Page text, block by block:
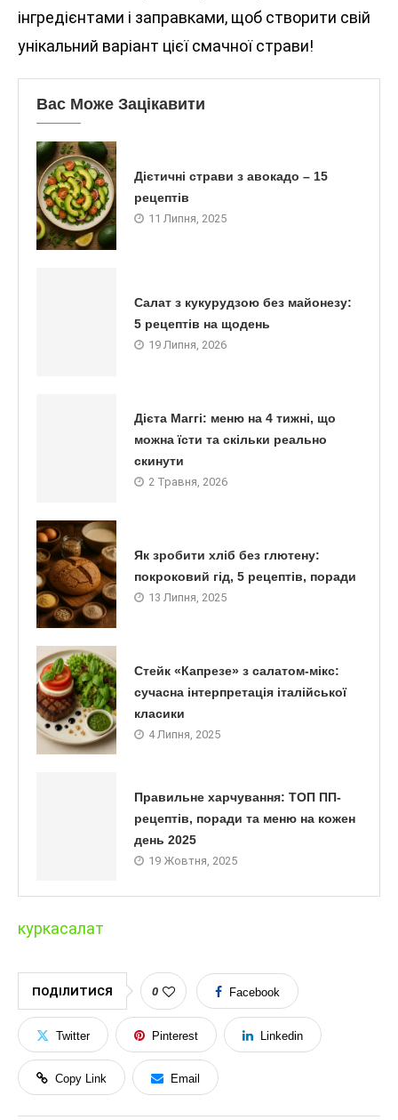
інгредієнтами і заправками, щоб створити свій
унікальний варіант цієї смачної страви!
Вас Може Зацікавити
Дієтичні страви з авокадо – 15
рецептів
11 Липня, 2025
Салат з кукурудзою без майонезу:
5 рецептів на щодень
19 Липня, 2026
Дієта Маггі: меню на 4 тижні, що
можна їсти та скільки реально
скинути
2 Травня, 2026
Як зробити хліб без глютену:
покроковий гід, 5 рецептів, поради
13 Липня, 2025
Стейк «Капрезе» з салатом-мікс:
сучасна інтерпретація італійської
класики
4 Липня, 2025
Правильне харчування: ТОП ПП-
рецептів, поради та меню на кожен
день 2025
19 Жовтня, 2025
куркасалат
ПОДІЛИТИСЯ 0 Facebook
Twitter Pinterest Linkedin
Copy Link Email